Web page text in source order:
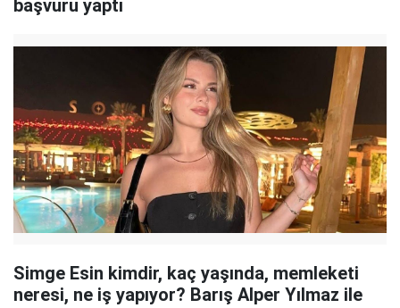
başvuru yaptı
Simge Esin kimdir, kaç yaşında, memleketi
neresi, ne iş yapıyor? Barış Alper Yılmaz ile